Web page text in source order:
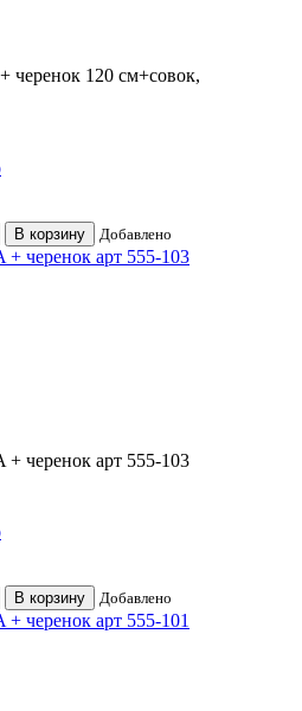
черенок 120 см+совок,
В корзину Добавлено
черенок арт 555-103
черенок арт 555-103
В корзину Добавлено
черенок арт 555-101